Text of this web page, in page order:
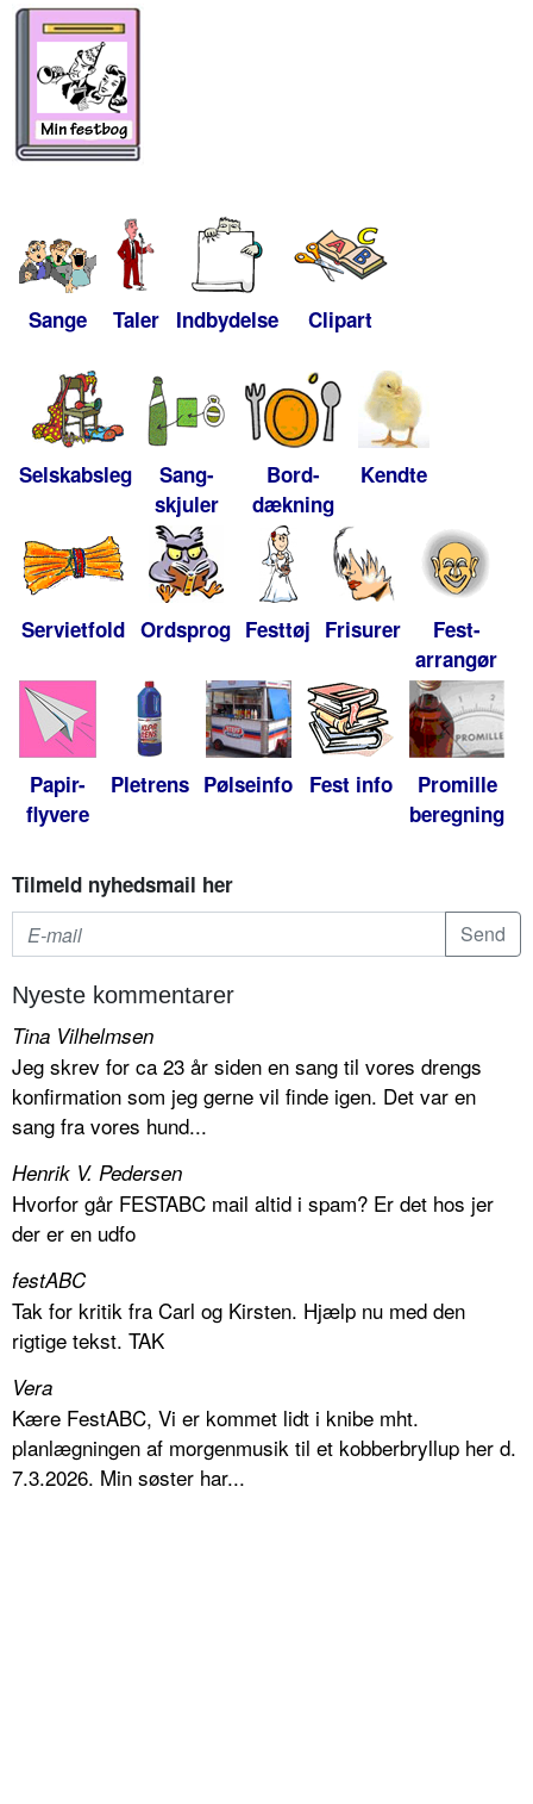
Sange Taler Indbydelse Clipart
Selskabsleg
Sang-
skjuler
Bord-
dækning
Kendte
Servietfold Ordsprog Festtøj Frisurer
Fest-
arrangør
Papir-
flyvere
Pletrens Pølseinfo Fest info
Promille
beregning
Tilmeld nyhedsmail her
Nyeste kommentarer
Tina Vilhelmsen
Jeg skrev for ca 23 år siden en sang til vores drengs
konfirmation som jeg gerne vil finde igen. Det var en
sang fra vores hund...
Henrik V. Pedersen
Hvorfor går FESTABC mail altid i spam? Er det hos jer
der er en udfo
festABC
Tak for kritik fra Carl og Kirsten. Hjælp nu med den
rigtige tekst. TAK
Vera
Kære FestABC, Vi er kommet lidt i knibe mht.
planlægningen af morgenmusik til et kobberbryllup her d.
7.3.2026. Min søster har...